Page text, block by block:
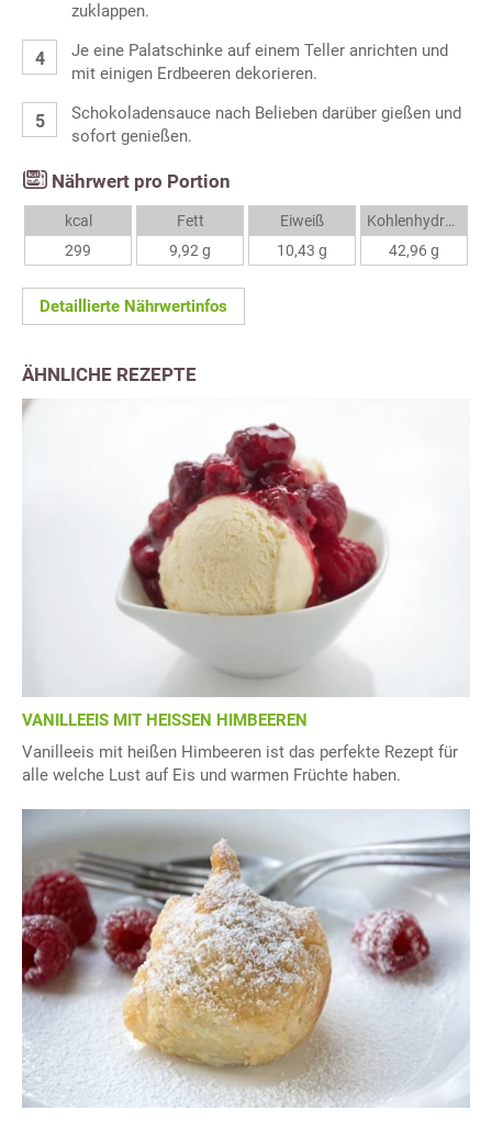
zuklappen.
Je eine Palatschinke auf einem Teller anrichten und
mit einigen Erdbeeren dekorieren.
Schokoladensauce nach Belieben darüber gießen und
sofort genießen.
Nährwert pro Portion
kcal
299
Fett
9,92 g
Eiweiß
10,43 g
Kohlenhydrate
42,96 g
Detaillierte Nährwertinfos
ÄHNLICHE REZEPTE
VANILLEEIS MIT HEISSEN HIMBEEREN
Vanilleeis mit heißen Himbeeren ist das perfekte Rezept für
alle welche Lust auf Eis und warmen Früchte haben.